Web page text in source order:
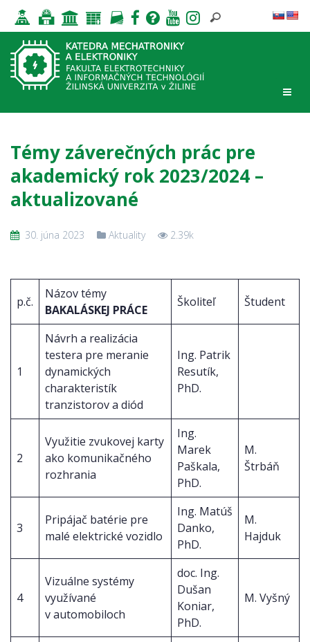
Témy záverečných prác pre
akademický rok 2023/2024 –
aktualizované
30. júna 2023 Aktuality 2.39k
p.č.
Názov témy
BAKALÁSKEJ PRÁCE
Školiteľ Študent
1
Návrh a realizácia
testera pre meranie
dynamických
charakteristík
tranzistorov a diód
Ing. Patrik
Resutík,
PhD.
2
Využitie zvukovej karty
ako komunikačného
rozhrania
Ing.
Marek
Paškala,
PhD.
M.
Štrbáň
3
Pripájač batérie pre
malé elektrické vozidlo
Ing. Matúš
Danko,
PhD.
M.
Hajduk
4
Vizuálne systémy
využívané
v automobiloch
doc. Ing.
Dušan
Koniar,
PhD.
M. Vyšný